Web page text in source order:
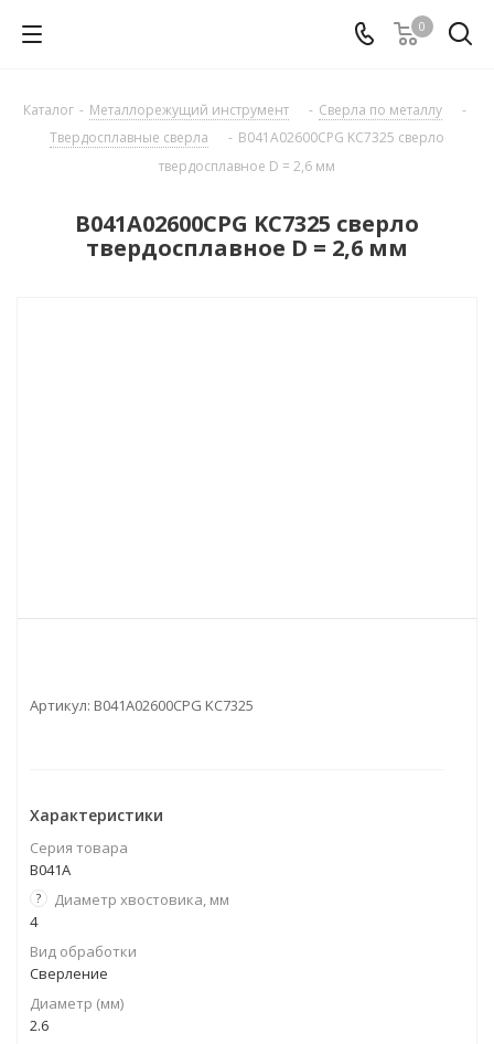
0
Каталог - Металлорежущий инструмент - Сверла по металлу
-
Твердосплавные сверла
- B041A02600CPG KC7325 сверло
твердосплавное D = 2,6 мм
B041A02600CPG KC7325 сверло
твердосплавное D = 2,6 мм
Артикул: B041A02600CPG KC7325
Характеристики
Серия товара
B041A
?
Диаметр хвостовика, мм
4
Вид обработки
Сверление
Диаметр (мм)
2.6